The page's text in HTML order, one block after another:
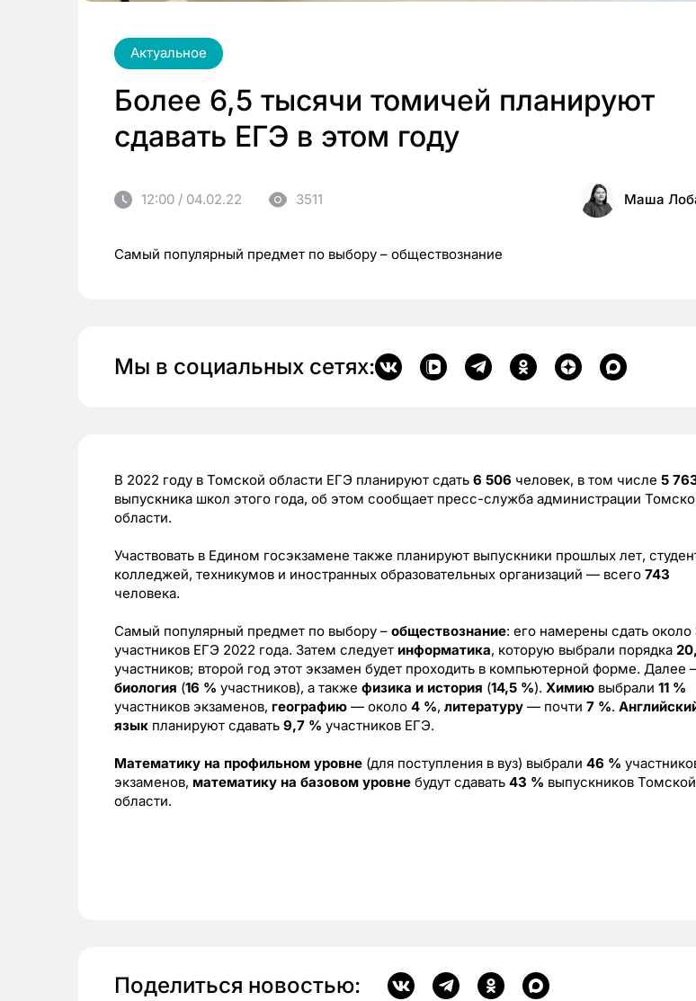
Актуальное
Более 6,5 тысячи томичей планируют
сдавать ЕГЭ в этом году
12:00 / 04.02.22 3511 Маша
Самый популярный предмет по выбору – обществознание
Мы в социальных сетях:
В 2022 году в Томской области ЕГЭ планируют сдать 6 506 человек, в том числе 5
выпускника школ этого года, об этом сообщает пресс-служба администрации
области.
Участвовать в Едином госэкзамене также планируют выпускники прошлых лет,
колледжей, техникумов и иностранных образовательных организаций — всего 743
человека.
Самый популярный предмет по выбору – обществознание: его намерены сдать около
участников ЕГЭ 2022 года. Затем следует информатика, которую выбрали порядка
участников; второй год этот экзамен будет проходить в компьютерной форме. Далее
биология (16 % участников), а также физика и история (14,5 %). Химию выбрали 11 %
участников экзаменов, географию — около 4 %, литературу — почти 7 %.
язык планируют сдавать 9,7 % участников ЕГЭ.
Математику на профильном уровне (для поступления в вуз) выбрали 46 %
экзаменов, математику на базовом уровне будут сдавать 43 % выпускников Томской
области.
Поделиться новостью: